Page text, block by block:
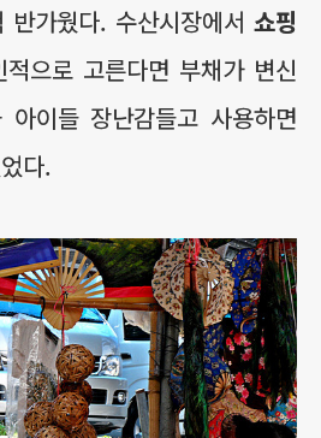
가웠다. 수산시장에서 쇼핑
으로 고른다면 부채가 변신
이들 장난감들고 사용하면
다.